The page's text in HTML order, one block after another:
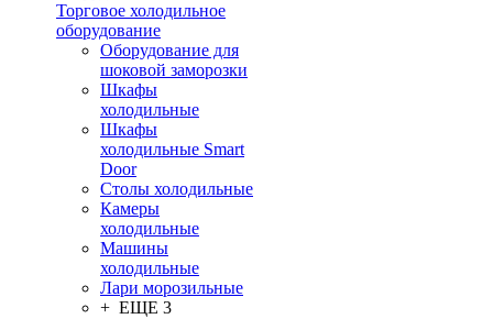
Торговое холодильное
оборудование
Оборудование для
шоковой заморозки
Шкафы
холодильные
Шкафы
холодильные Smart
Door
Столы холодильные
Камеры
холодильные
Машины
холодильные
Лари морозильные
+ ЕЩЕ 3